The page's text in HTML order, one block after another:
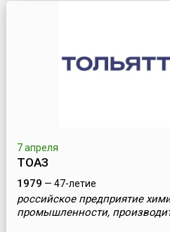
7 апреля
ТОАЗ
1979 — 47-летие
российское предприятие
промышленности,